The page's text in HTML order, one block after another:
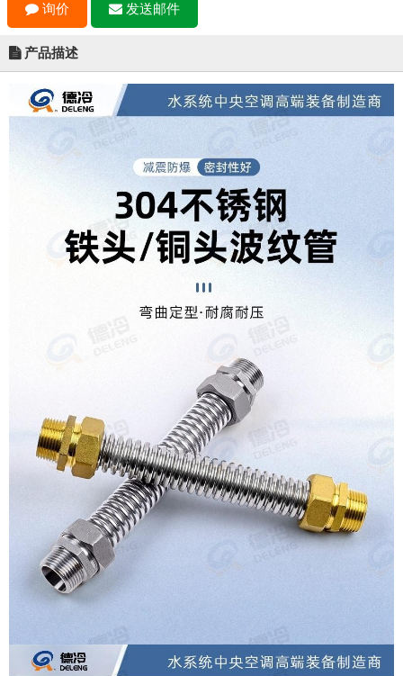
询价 发送邮件
产品描述